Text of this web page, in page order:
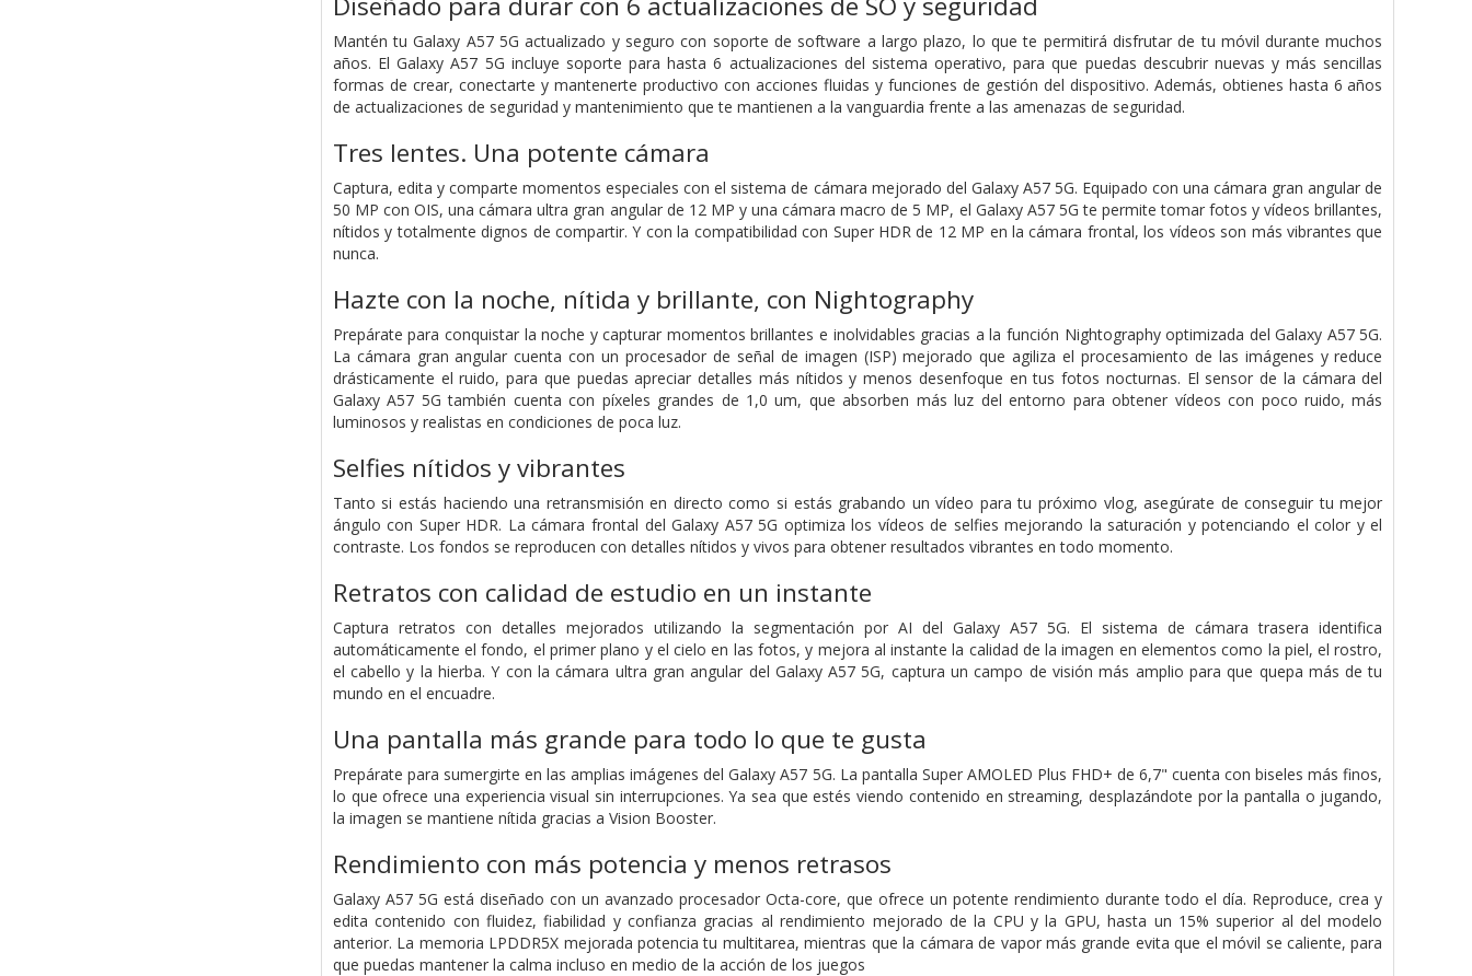
Mantén tu Galaxy A57 5G actualizado y seguro con soporte de software a largo plazo, lo que te permitirá disfrutar de tu móvil durante muchos
años. El Galaxy A57 5G incluye soporte para hasta 6 actualizaciones del sistema operativo, para que puedas descubrir nuevas y más sencillas
formas de crear, conectarte y mantenerte productivo con acciones fluidas y funciones de gestión del dispositivo. Además, obtienes hasta 6 años
de actualizaciones de seguridad y mantenimiento que te mantienen a la vanguardia frente a las amenazas de seguridad.
Tres lentes. Una potente cámara
Captura, edita y comparte momentos especiales con el sistema de cámara mejorado del Galaxy A57 5G. Equipado con una cámara gran angular de
50 MP con OIS, una cámara ultra gran angular de 12 MP y una cámara macro de 5 MP, el Galaxy A57 5G te permite tomar fotos y vídeos brillantes,
nítidos y totalmente dignos de compartir. Y con la compatibilidad con Super HDR de 12 MP en la cámara frontal, los vídeos son más vibrantes que
nunca.
Hazte con la noche, nítida y brillante, con Nightography
Prepárate para conquistar la noche y capturar momentos brillantes e inolvidables gracias a la función Nightography optimizada del Galaxy A57 5G.
La cámara gran angular cuenta con un procesador de señal de imagen (ISP) mejorado que agiliza el procesamiento de las imágenes y reduce
drásticamente el ruido, para que puedas apreciar detalles más nítidos y menos desenfoque en tus fotos nocturnas. El sensor de la cámara del
Galaxy A57 5G también cuenta con píxeles grandes de 1,0 um, que absorben más luz del entorno para obtener vídeos con poco ruido, más
luminosos y realistas en condiciones de poca luz.
Selfies nítidos y vibrantes
Tanto si estás haciendo una retransmisión en directo como si estás grabando un vídeo para tu próximo vlog, asegúrate de conseguir tu mejor
ángulo con Super HDR. La cámara frontal del Galaxy A57 5G optimiza los vídeos de selfies mejorando la saturación y potenciando el color y el
contraste. Los fondos se reproducen con detalles nítidos y vivos para obtener resultados vibrantes en todo momento.
Retratos con calidad de estudio en un instante
Captura retratos con detalles mejorados utilizando la segmentación por AI del Galaxy A57 5G. El sistema de cámara trasera identifica
automáticamente el fondo, el primer plano y el cielo en las fotos, y mejora al instante la calidad de la imagen en elementos como la piel, el rostro,
el cabello y la hierba. Y con la cámara ultra gran angular del Galaxy A57 5G, captura un campo de visión más amplio para que quepa más de tu
mundo en el encuadre.
Una pantalla más grande para todo lo que te gusta
Prepárate para sumergirte en las amplias imágenes del Galaxy A57 5G. La pantalla Super AMOLED Plus FHD+ de 6,7" cuenta con biseles más finos,
lo que ofrece una experiencia visual sin interrupciones. Ya sea que estés viendo contenido en streaming, desplazándote por la pantalla o jugando,
la imagen se mantiene nítida gracias a Vision Booster.
Rendimiento con más potencia y menos retrasos
Galaxy A57 5G está diseñado con un avanzado procesador Octa-core, que ofrece un potente rendimiento durante todo el día. Reproduce, crea y
edita contenido con fluidez, fiabilidad y confianza gracias al rendimiento mejorado de la CPU y la GPU, hasta un 15% superior al del modelo
anterior. La memoria LPDDR5X mejorada potencia tu multitarea, mientras que la cámara de vapor más grande evita que el móvil se caliente, para
que puedas mantener la calma incluso en medio de la acción de los juegos